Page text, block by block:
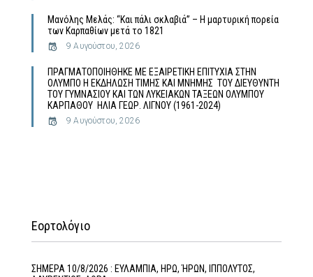
Μανόλης Μελάς: “Και πάλι σκλαβιά” – Η μαρτυρική πορεία
των Καρπαθίων μετά το 1821
9 Αυγούστου, 2026
ΠΡΑΓΜΑΤΟΠΟΙΗΘΗΚΕ ΜΕ ΕΞΑΙΡΕΤΙΚΗ ΕΠΙΤΥΧΙΑ ΣΤΗΝ
ΟΛΥΜΠΟ Η ΕΚΔΗΛΩΣΗ ΤΙΜΗΣ ΚΑΙ ΜΝΗΜΗΣ ΤΟΥ ΔΙΕΥΘΥΝΤΗ
ΤΟΥ ΓΥΜΝΑΣΙΟΥ ΚΑΙ ΤΩΝ ΛΥΚΕΙΑΚΩΝ ΤΑΞΕΩΝ ΟΛΥΜΠΟΥ
ΚΑΡΠΑΘΟΥ ΗΛΙΑ ΓΕΩΡ. ΛΙΓΝΟΥ (1961-2024)
9 Αυγούστου, 2026
Εορτολόγιο
ΣΗΜΕΡΑ 10/8/2026 : ΕΥΛΑΜΠΙΑ, ΗΡΩ, ΉΡΩΝ, ΙΠΠΟΛΥΤΟΣ,